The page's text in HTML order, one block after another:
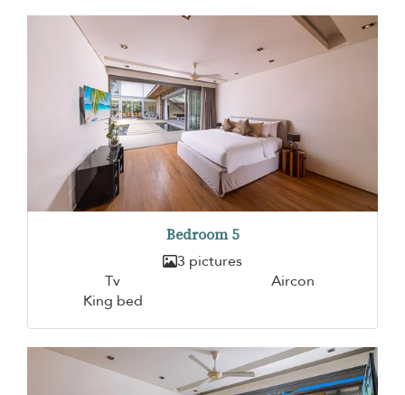
Bedroom 5
3 pictures
Tv
Aircon
King bed